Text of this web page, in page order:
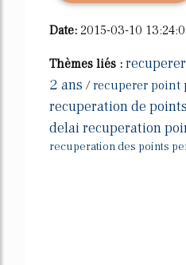
Date: 2015-03-10
Thèmes liés :
2 ans /recuperer point
recuperation de
delai recuperation
recuperation des points